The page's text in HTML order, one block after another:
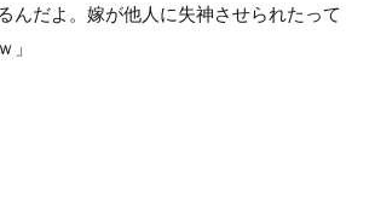
んだよ。嫁が他人に失神させられたって
」